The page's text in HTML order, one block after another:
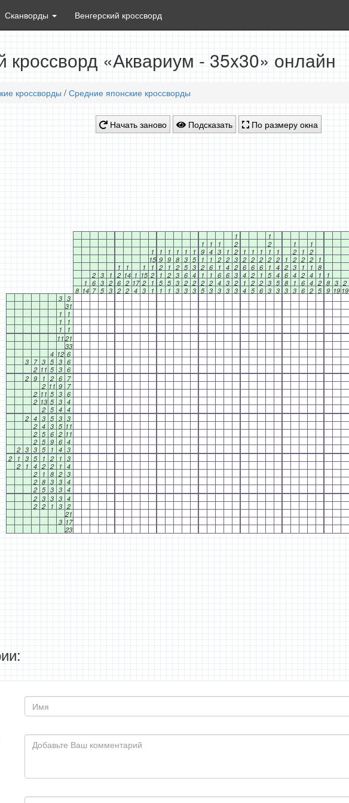
Сканворды Венгерский кроссворд
кроссворд «Аквариум - 35x30» онлайн
кроссворды / Средние японские кроссворды
Начать заново Подсказать По размеру окна
1
1
1
1 1 2 2 1
1
1
1 1 1 1 1 9 4 3 1 2 1 1 1 1 1 2 1 2
15 9 9 8 3 5 1 1 2 2 3 2 2 2 2 2 1 2 2 2
1
1
1 1 1 2 1 2 5 3 2 6 1 4 2 6 6 6 1 4 2 3 1 1 8
2 3 1 2 14 1 15 2 1 2 3 6 4 1 1 6 6 3 4 2 1 5 4 6 4 2 4 1
1
1 6 3 2 6 2 17 2 1 5 5 3 2 2 2 2 4 3 2 1 2 2 3 5 8 1 6 4 2 8 3 2
8 14 7 5 3 2 2 4 3 1 1 1 3 3 3 5 3 3 3 3 4 5 6 3 3 3 3 6 2 5 9 19 19
3 3
31
1
1
1
1
1
1
11 21
33
4 12 6
3 7 3 5 3 6
2 11 5 3 6
2 9 1 2 6 7
2 11 9 7
2 11 5 3 6
2 13 5 3 4
2 5 4 4
2 4 3 5 3 3
2 4 3 5 11
2 5 6 2 11
2 5 9 6 4
2 3 3 5 1 4 3
2
1 3 5 1 2 1 3
2
1 4 2 2 1 4
2
1 8 2 3
2 8 3 3 4
2 5 3 3 4
2 3 3 3 4
2 2 1 3 2
21
3 17
23